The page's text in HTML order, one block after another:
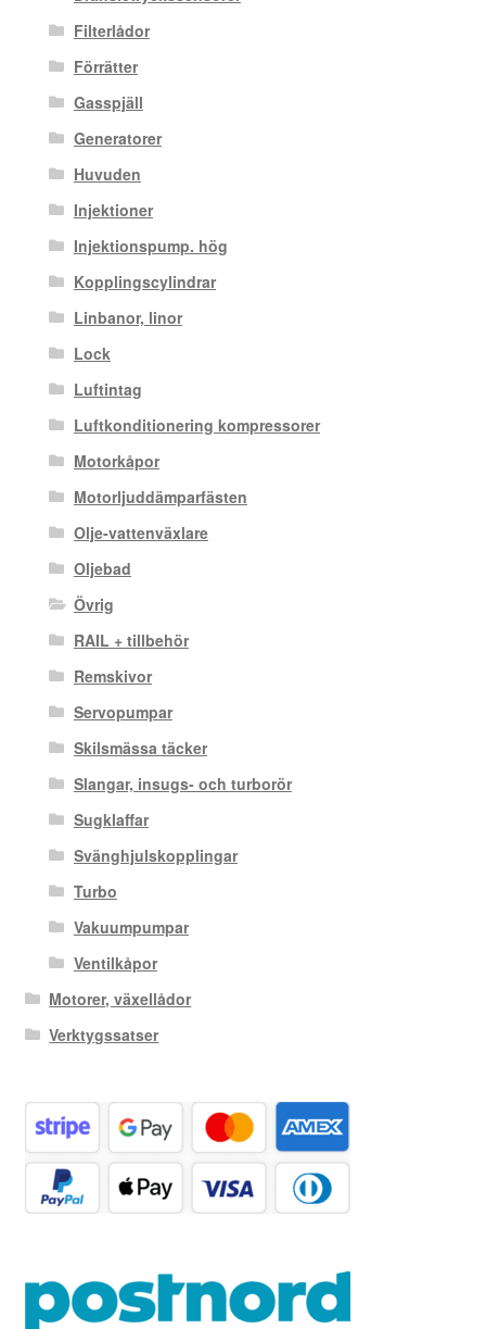
Filterlådor
Förrätter
Gasspjäll
Generatorer
Huvuden
Injektioner
Injektionspump. hög
Kopplingscylindrar
Linbanor, linor
Lock
Luftintag
Luftkonditionering kompressorer
Motorkåpor
Motorljuddämparfästen
Olje-vattenväxlare
Oljebad
Övrig
RAIL + tillbehör
Remskivor
Servopumpar
Skilsmässa täcker
Slangar, insugs- och turborör
Sugklaffar
Svänghjulskopplingar
Turbo
Vakuumpumpar
Ventilkåpor
Motorer, växellådor
Verktygssatser